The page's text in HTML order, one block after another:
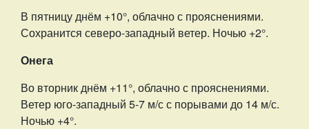
В пятницу днём +10°, облачно с прояснениями.
Сохранится северо-западный ветер. Ночью +2°.
Онега
Во вторник днём +11°, облачно с прояснениями.
Ветер юго-западный 5-7 м/с с порывами до 14 м/с.
Ночью +4°.